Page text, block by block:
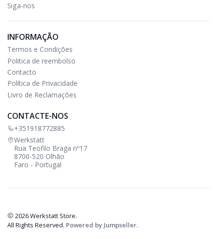
Siga-nos
INFORMAÇÃO
Termos e Condições
Politica de reembolso
Contacto
Política de Privacidade
Livro de Reclamações
CONTACTE-NOS
+351918772885
Werkstatt
Rua Teofilo Braga nº17
8700-520 Olhão
Faro - Portugal
2026 Werkstatt Store.
All Rights Reserved. Powered by Jumpseller.